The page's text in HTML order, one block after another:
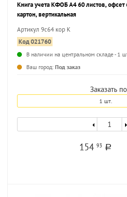
Книга учета КФОБ А4 60 листов,
картон, вертикальная
Артикул 9с64 кор К
Код 021760
В наличии на центральном складе - 1
Ваш город: Под заказ
Заказать
1 шт.
15493 a